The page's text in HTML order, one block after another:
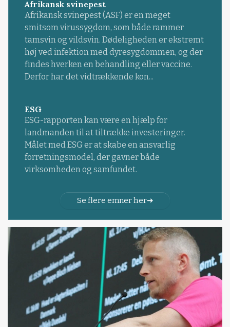
Afrikansk svinepest
Afrikansk svinepest (ASF) er en meget
smitsom virussygdom, som både rammer
tamsvin og vildsvin. Dødeligheden er ekstremt
høj ved infektion med dyresygdommen, og der
findes hverken en behandling eller vaccine.
Derfor har det vidtrækkende kon...
ESG
ESG-rapporten kan være en hjælp for
landmanden til at tiltrække investeringer.
Målet med ESG er at skabe en ansvarlig
forretningsmodel, der gavner både
virksomheden og samfundet.
Se flere emner her